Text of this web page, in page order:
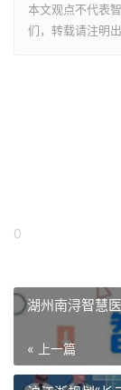
本文观点不代表
们，转载请注明
0
湖州南浔智慧
« 上一篇